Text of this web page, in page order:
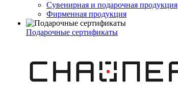
Сувенирная и подарочная продукция
Фирменная продукция
Подарочные сертификаты